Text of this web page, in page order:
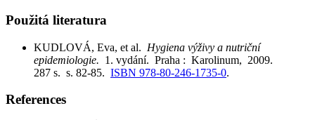
Použitá literatura
KUDLOVÁ, Eva, et al. Hygiena výživy a nutriční
epidemiologie. 1. vydání. Praha : Karolinum, 2009.
287 s. s. 82-85. ISBN 978-80-246-1735-0.
References